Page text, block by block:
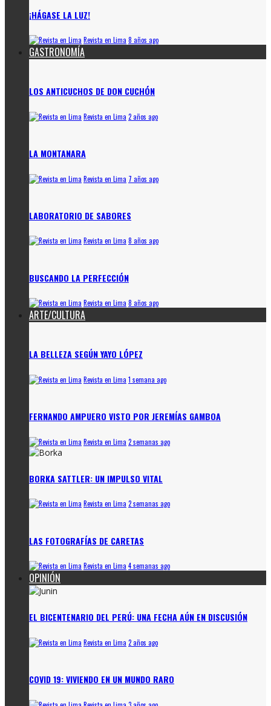
¡HÁGASE LA LUZ!
Revista en Lima 8 años ago
GASTRONOMÍA
LOS ANTICUCHOS DE DON CUCHÓN
Revista en Lima 2 años ago
LA MONTANARA
Revista en Lima 7 años ago
LABORATORIO DE SABORES
Revista en Lima 8 años ago
BUSCANDO LA PERFECCIÓN
Revista en Lima 8 años ago
ARTE/CULTURA
LA BELLEZA SEGÚN YAYO LÓPEZ
Revista en Lima 1 semana ago
FERNANDO AMPUERO VISTO POR JEREMÍAS GAMBOA
Revista en Lima 2 semanas ago
BORKA SATTLER: UN IMPULSO VITAL
Revista en Lima 2 semanas ago
LAS FOTOGRAFÍAS DE CARETAS
Revista en Lima 4 semanas ago
OPINIÓN
EL BICENTENARIO DEL PERÚ: UNA FECHA AÚN EN DISCUSIÓN
Revista en Lima 2 años ago
COVID 19: VIVIENDO EN UN MUNDO RARO